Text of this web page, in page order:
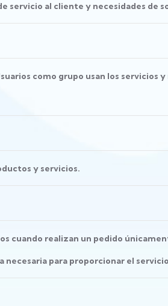
servicio al cliente y necesidades de
como grupo usan los servicios
y servicios.
cuando realizan un pedido
para proporcionar el